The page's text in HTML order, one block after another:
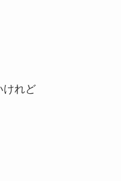
けれど